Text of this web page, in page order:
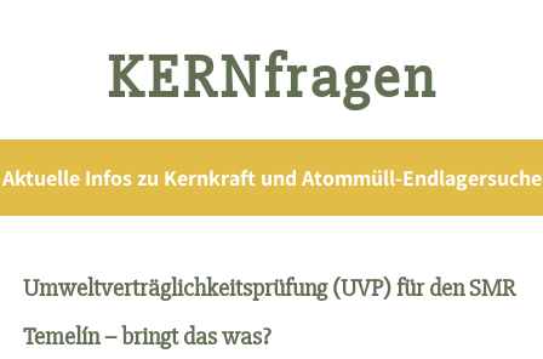
KERNfragen
Aktuelle Infos zu Kernkraft und Atommüll-Endlagersuche
Umweltverträglichkeitsprüfung (UVP) für den SMR
Temelín – bringt das was?